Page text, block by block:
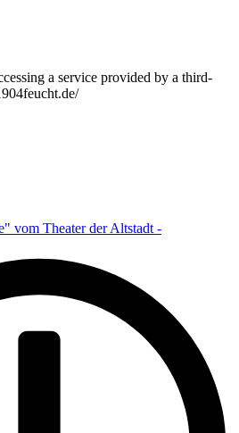
a service provided by a third-
vom Theater der Altstadt -